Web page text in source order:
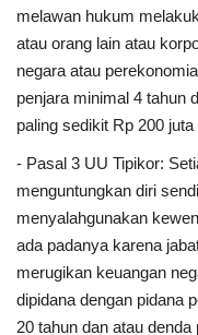
Sulawesi Utara
Pendidikan
Opini
Rubrik
Lampung
melawan hukum
atau orang lain atau
negara atau
penjara minimal 4 tahun
paling sedikit Rp 200
- Pasal 3 UU Tipikor:
menguntungkan diri
menyalahgunakan
ada padanya karena
merugikan keuangan
dipidana dengan pidana
20 tahun dan atau